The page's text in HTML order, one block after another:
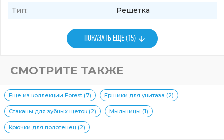
Тип:
Решетка
ПОКАЗАТЬ ЕЩЕ (15)
СМОТРИТЕ ТАКЖЕ
Еще из коллекции Forest (7) Ершики для унитаза (2)
Стаканы для зубных щеток (2) Мыльницы (1)
Крючки для полотенец (2)